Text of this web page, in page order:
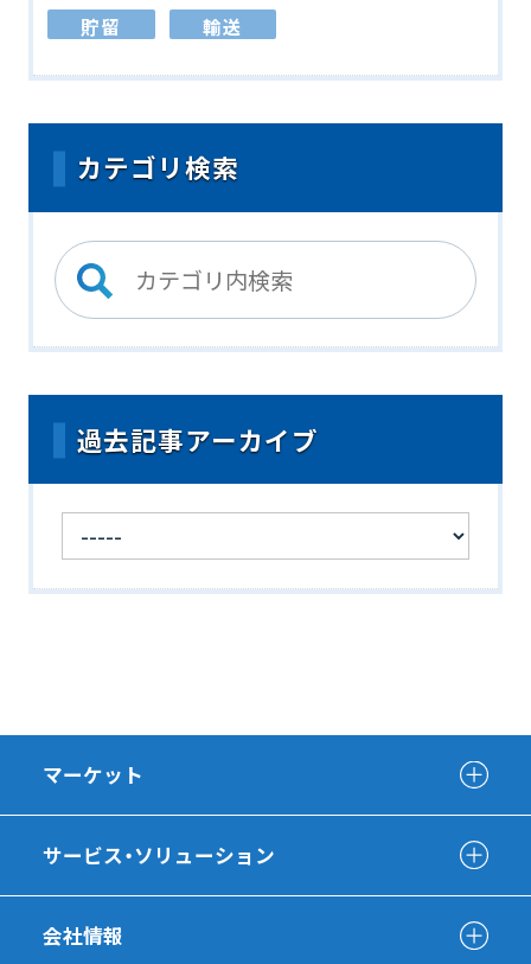
貯留
輸送
カテゴリ検索
過去記事アーカイブ
マーケット
サービス・ソリューション
会社情報